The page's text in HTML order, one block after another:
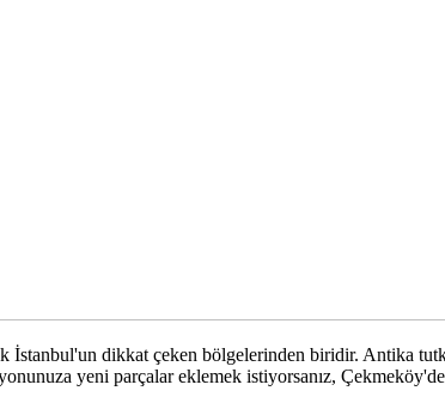
dikkat çeken bölgelerinden biridir. Antika
yeni parçalar eklemek istiyorsanız,